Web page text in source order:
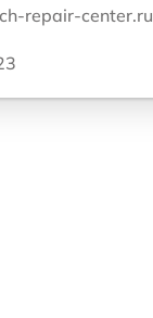
repair-center.ru